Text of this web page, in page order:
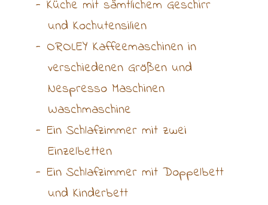
Küche mit sämtlichem Geschirr
und Kochutensilien
OROLEY Kaffeemaschinen in
verschiedenen Größen und
Nespresso Maschinen
Waschmaschine
Ein Schlafzimmer mit zwei
Einzelbetten
Ein Schlafzimmer mit Doppelbett
und Kinderbett